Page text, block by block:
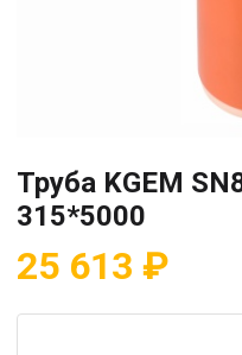
Труба KGEM
315*5000
25 613 ₽